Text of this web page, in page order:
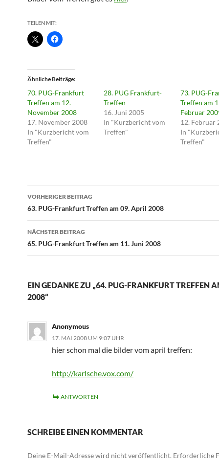
TEILEN MIT:
Ähnliche Beiträge
70. PUG-Frankfurt
Treffen am 12.
November 2008
17. November 2008
In "Kurzbericht vom
Treffen"
28. PUG Frankfurt-
Treffen
16. Juni 2005
In "Kurzbericht vom
Treffen"
73. PUG-
Treffen am
Februar
12. Februar
In
Treffen"
Beitragsnavigation
VORHERIGER BEITRAG
63. PUG-Frankfurt Treffen am 09. April 2008
NÄCHSTER BEITRAG
65. PUG-Frankfurt Treffen am 11. Juni 2008
EIN GEDANKE ZU „64. PUG-FRANKFURT TREFFEN
2008“
Anonymous
17. MAI 2008 UM 9:07 UHR
hier schon mal die bilder vom april treffen:
http://karlsche.vox.com/
ANTWORTEN
SCHREIBE EINEN KOMMENTAR
Deine E-Mail-Adresse wird nicht veröffentlicht. Erforderliche